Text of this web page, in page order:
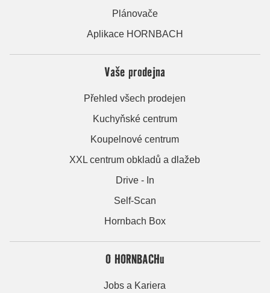
Plánovače
Aplikace HORNBACH
Vaše prodejna
Přehled všech prodejen
Kuchyňské centrum
Koupelnové centrum
XXL centrum obkladů a dlažeb
Drive - In
Self-Scan
Hornbach Box
O HORNBACHu
Jobs a Kariera